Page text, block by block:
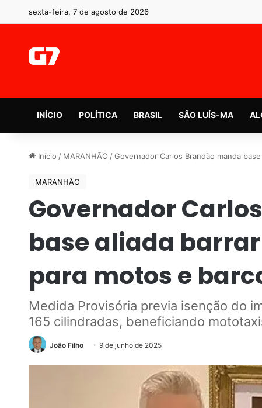
sexta-feira, 7 de agosto de 2026
INÍCIO POLÍTICA BRASIL SÃO LUÍS-MA
Início / MARANHÃO / Governador Carlos Brandão manda
MARANHÃO
Governador
base aliada
para motos e
Medida Provisória previa isenção do
165 cilindradas, beneficiando
João Filho 9 de junho de 2025